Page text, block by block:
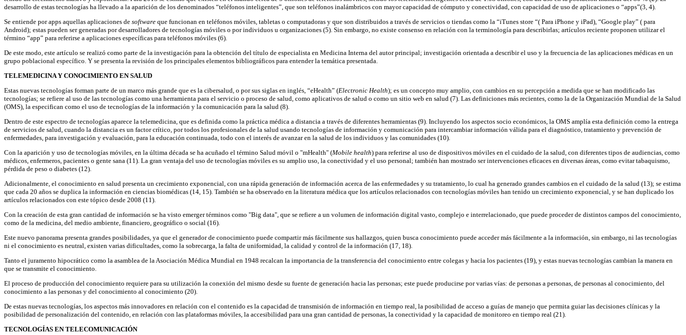
desarrollo de estas tecnologías ha llevado a la aparición de los denominados “teléfonos inteligentes”, que son teléfonos inalámbricos con mayor capacidad de cómputo y conectividad, con capacidad de uso de aplicaciones o “apps”(3, 4).
Se entiende por apps aquellas aplicaciones de software que funcionan en teléfonos móviles, tabletas o computadoras y que son distribuidos a través de servicios o tiendas como la “iTunes store “( Para iPhone y iPad), “Google play” ( para
Android); estas pueden ser generadas por desarrolladores de tecnologías móviles o por individuos u organizaciones (5). Sin embargo, no existe consenso en relación con la terminología para describirlas; artículos reciente proponen utilizar el
término “app” para referirse a aplicaciones específicas para teléfonos móviles (6).
De este modo, este artículo se realizó como parte de la investigación para la obtención del título de especialista en Medicina Interna del autor principal; investigación orientada a describir el uso y la frecuencia de las aplicaciones médicas en un
grupo poblacional específico. Y se presenta la revisión de los principales elementos bibliográficos para entender la temática presentada.
TELEMEDICINA Y CONOCIMIENTO EN SALUD
Estas nuevas tecnologías forman parte de un marco más grande que es la cibersalud, o por sus siglas en inglés, “eHealth” (Electronic Health); es un concepto muy amplio, con cambios en su percepción a medida que se han modificado las
tecnologías; se refiere al uso de las tecnologías como una herramienta para el servicio o proceso de salud, como aplicativos de salud o como un sitio web en salud (7). Las definiciones más recientes, como la de la Organización Mundial de la Salud
(OMS), la especifican como el uso de tecnologías de la información y la comunicación para la salud (8).
Dentro de este espectro de tecnologías aparece la telemedicina, que es definida como la práctica médica a distancia a través de diferentes herramientas (9). Incluyendo los aspectos socio económicos, la OMS amplía esta definición como la entrega
de servicios de salud, cuando la distancia es un factor crítico, por todos los profesionales de la salud usando tecnologías de información y comunicación para intercambiar información válida para el diagnóstico, tratamiento y prevención de
enfermedades, para investigación y evaluación, para la educación continuada, todo con el interés de avanzar en la salud de los individuos y las comunidades (10).
Con la aparición y uso de tecnologías móviles, en la última década se ha acuñado el término Salud móvil o "mHealth" (Mobile health) para referirse al uso de dispositivos móviles en el cuidado de la salud, con diferentes tipos de audiencias, como
médicos, enfermeros, pacientes o gente sana (11). La gran ventaja del uso de tecnologías móviles es su amplio uso, la conectividad y el uso personal; también han mostrado ser intervenciones eficaces en diversas áreas, como evitar tabaquismo,
pérdida de peso o diabetes (12).
Adicionalmente, el conocimiento en salud presenta un crecimiento exponencial, con una rápida generación de información acerca de las enfermedades y su tratamiento, lo cual ha generado grandes cambios en el cuidado de la salud (13); se estima
que cada 20 años se duplica la información en ciencias biomédicas (14, 15). También se ha observado en la literatura médica que los artículos relacionados con tecnologías móviles han tenido un crecimiento exponencial, y se han duplicado los
artículos relacionados con este tópico desde 2008 (11).
Con la creación de esta gran cantidad de información se ha visto emerger términos como "Big data", que se refiere a un volumen de información digital vasto, complejo e interrelacionado, que puede proceder de distintos campos del conocimiento,
como de la medicina, del medio ambiente, financiero, geográfico o social (16).
Este nuevo panorama presenta grandes posibilidades, ya que el generador de conocimiento puede compartir más fácilmente sus hallazgos, quien busca conocimiento puede acceder más fácilmente a la información, sin embargo, ni las tecnologías
ni el conocimiento es neutral, existen varias dificultades, como la sobrecarga, la falta de uniformidad, la calidad y control de la información (17, 18).
Tanto el juramento hipocrático como la asamblea de la Asociación Médica Mundial en 1948 recalcan la importancia de la transferencia del conocimiento entre colegas y hacia los pacientes (19), y estas nuevas tecnologías cambian la manera en
que se transmite el conocimiento.
El proceso de producción del conocimiento requiere para su utilización la conexión del mismo desde su fuente de generación hacia las personas; este puede producirse por varias vías: de personas a personas, de personas al conocimiento, del
conocimiento a las personas y del conocimiento al conocimiento (20).
De estas nuevas tecnologías, los aspectos más innovadores en relación con el contenido es la capacidad de transmisión de información en tiempo real, la posibilidad de acceso a guías de manejo que permita guiar las decisiones clínicas y la
posibilidad de personalización del contenido, en relación con las plataformas móviles, la accesibilidad para una gran cantidad de personas, la conectividad y la capacidad de monitoreo en tiempo real (21).
TECNOLOGÍAS EN TELECOMUNICACIÓN